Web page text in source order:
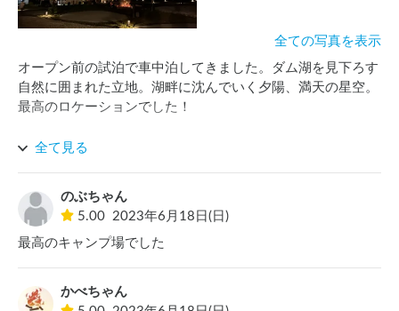
全ての写真を表示
オープン前の試泊で車中泊してきました。ダム湖を見下ろす
自然に囲まれた立地。湖畔に沈んでいく夕陽、満天の星空。
最高のロケーションでした！
スタッフさんがトイレ・シャワー・炊事場などこまめに見回
全て見る
のぶちゃん
5.00 2023年6月18日(日)
最高のキャンプ場でした
かべちゃん